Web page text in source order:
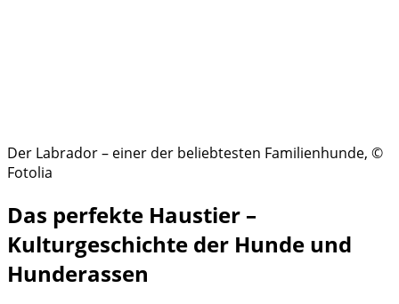
Der Labrador – einer der beliebtesten Familienhunde, ©
Fotolia
Das perfekte Haustier –
Kulturgeschichte der Hunde und
Hunderassen